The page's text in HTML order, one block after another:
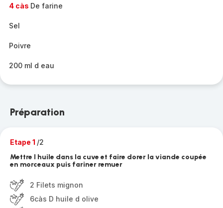
4 càs De farine
Sel
Poivre
200 ml d eau
Préparation
Etape 1 /2
Mettre l huile dans la cuve et faire dorer la viande coupée
en morceaux puis fariner remuer
2 Filets mignon
6càs D huile d olive